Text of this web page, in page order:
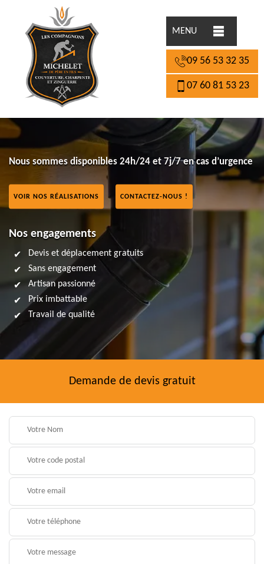
MENU
09 56 53 32 35
07 60 81 53 23
Nous sommes disponibles 24h/24 et 7j/7 en cas d’urgence
VOIR NOS RÉALISATIONS CONTACTEZ-NOUS !
Nos engagements
Devis et déplacement gratuits
Sans engagement
Artisan passionné
Prix imbattable
Travail de qualité
Demande de devis gratuit